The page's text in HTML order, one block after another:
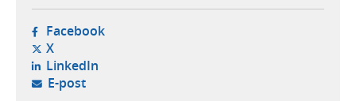
Facebook- öppnas i ny flik, extern webbplats,
X- öppnas i ny flik, extern webbplats,
LinkedIn- öppnas i ny flik, extern webbplats,
E-post- öppnar din e-postklient,